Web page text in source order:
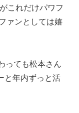
これだけパワフ
ァンとしては嬉
っても松本さん
と年内ずっと活